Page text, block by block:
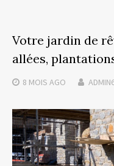
Votre jardin de
allées,
8 MOIS AGO